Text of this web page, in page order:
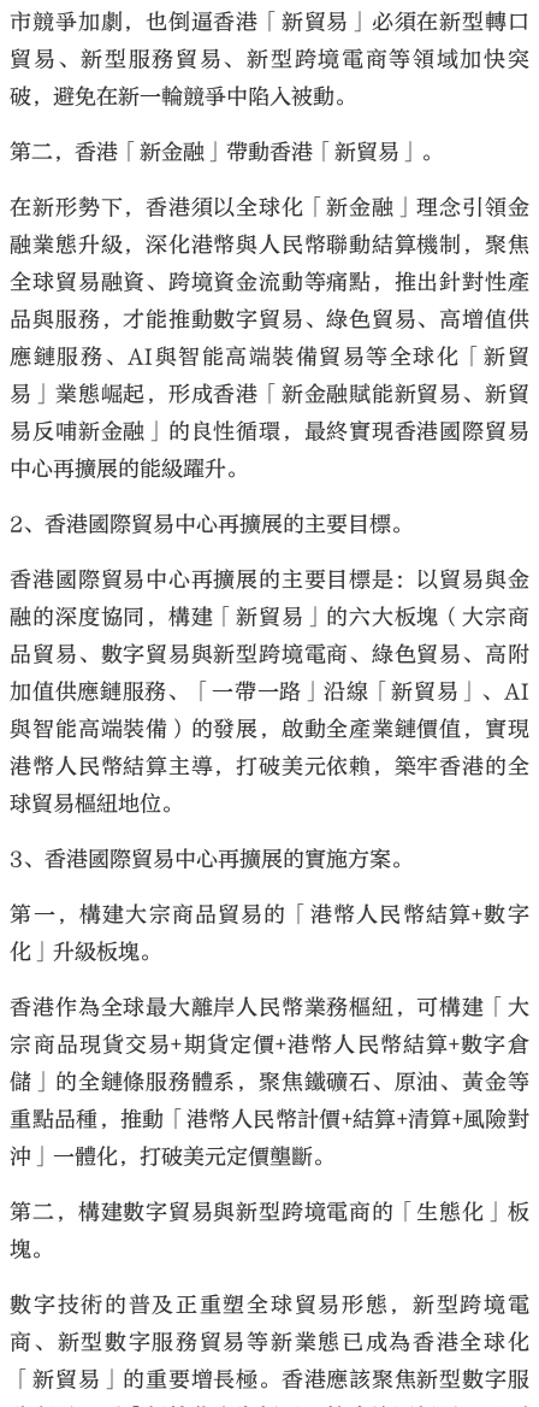
市競爭加劇，也倒逼香港「新貿易」必須在新型轉口
貿易、新型服務貿易、新型跨境電商等領域加快突
破，避免在新一輪競爭中陷入被動。
第二，香港「新金融」帶動香港「新貿易」。
在新形勢下，香港須以全球化「新金融」理念引領金
融業態升級，深化港幣與人民幣聯動結算機制，聚焦
全球貿易融資、跨境資金流動等痛點，推出針對性產
品與服務，才能推動數字貿易、綠色貿易、高增值供
應鏈服務、AI與智能高端裝備貿易等全球化「新貿
易」業態崛起，形成香港「新金融賦能新貿易、新貿
易反哺新金融」的良性循環，最終實現香港國際貿易
中心再擴展的能級躍升。
2、香港國際貿易中心再擴展的主要目標。
香港國際貿易中心再擴展的主要目標是：以貿易與金
融的深度協同，構建「新貿易」的六大板塊（大宗商
品貿易、數字貿易與新型跨境電商、綠色貿易、高附
加值供應鏈服務、「一帶一路」沿線「新貿易」、AI
與智能高端裝備）的發展，啟動全產業鏈價值，實現
港幣人民幣結算主導，打破美元依賴，築牢香港的全
球貿易樞紐地位。
3、香港國際貿易中心再擴展的實施方案。
第一，構建大宗商品貿易的「港幣人民幣結算+數字
化」升級板塊。
香港作為全球最大離岸人民幣業務樞紐，可構建「大
宗商品現貨交易+期貨定價+港幣人民幣結算+數字倉
儲」的全鏈條服務體系，聚焦鐵礦石、原油、黃金等
重點品種，推動「港幣人民幣計價+結算+清算+風險對
沖」一體化，打破美元定價壟斷。
第二，構建數字貿易與新型跨境電商的「生態化」板
塊。
數字技術的普及正重塑全球貿易形態，新型跨境電
商、新型數字服務貿易等新業態已成為香港全球化
「新貿易」的重要增長極。香港應該聚焦新型數字服